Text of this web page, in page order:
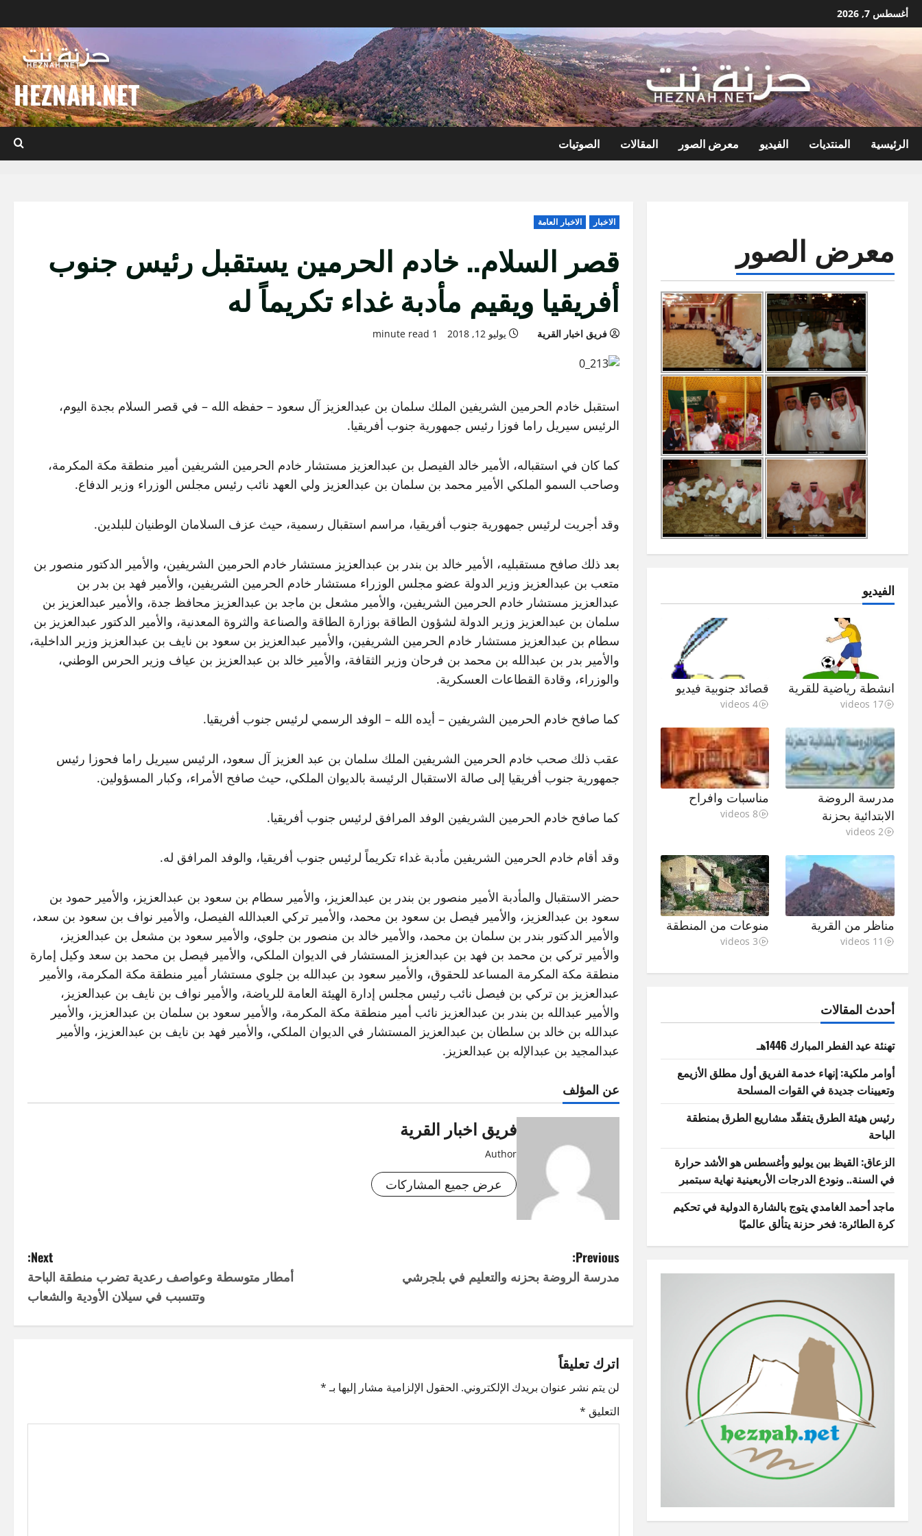
انتقل
إلى
أغسطس 7, 2026
HEZNAH.NET
الرئيسية المنتديات الفيديو معرض الصور المقالات الصوتيات
الاخبار الاخبار العامة
قصر السلام.. خادم الحرمين يستقبل رئيس جنوب
أفريقيا ويقيم مأدبة غداء تكريماً له
فريق اخبار القرية يوليو 12, 2018 1 minute read
استقبل خادم الحرمين الشريفين الملك سلمان بن عبدالعزيز آل سعود – حفظه الله – في قصر السلام بجدة اليوم،
الرئيس سيريل راما فوزا رئيس جمهورية جنوب أفريقيا.
كما كان في استقباله، الأمير خالد الفيصل بن عبدالعزيز مستشار خادم الحرمين الشريفين أمير منطقة مكة المكرمة،
وصاحب السمو الملكي الأمير محمد بن سلمان بن عبدالعزيز ولي العهد نائب رئيس مجلس الوزراء وزير الدفاع.
وقد أجريت لرئيس جمهورية جنوب أفريقيا، مراسم استقبال رسمية، حيث عزف السلامان الوطنيان للبلدين.
بعد ذلك صافح مستقبليه، الأمير خالد بن بندر بن عبدالعزيز مستشار خادم الحرمين الشريفين، والأمير الدكتور منصور بن
متعب بن عبدالعزيز وزير الدولة عضو مجلس الوزراء مستشار خادم الحرمين الشريفين، والأمير فهد بن بدر بن
عبدالعزيز مستشار خادم الحرمين الشريفين، والأمير مشعل بن ماجد بن عبدالعزيز محافظ جدة، والأمير عبدالعزيز بن
سلمان بن عبدالعزيز وزير الدولة لشؤون الطاقة بوزارة الطاقة والصناعة والثروة المعدنية، والأمير الدكتور عبدالعزيز بن
سطام بن عبدالعزيز مستشار خادم الحرمين الشريفين، والأمير عبدالعزيز بن سعود بن نايف بن عبدالعزيز وزير الداخلية،
والأمير بدر بن عبدالله بن محمد بن فرحان وزير الثقافة، والأمير خالد بن عبدالعزيز بن عياف وزير الحرس الوطني،
والوزراء، وقادة القطاعات العسكرية.
كما صافح خادم الحرمين الشريفين – أيده الله – الوفد الرسمي لرئيس جنوب أفريقيا.
عقب ذلك صحب خادم الحرمين الشريفين الملك سلمان بن عبد العزيز آل سعود، الرئيس سيريل راما فحوزا رئيس
جمهورية جنوب أفريقيا إلى صالة الاستقبال الرئيسة بالديوان الملكي، حيث صافح الأمراء، وكبار المسؤولين.
كما صافح خادم الحرمين الشريفين الوفد المرافق لرئيس جنوب أفريقيا.
وقد أقام خادم الحرمين الشريفين مأدبة غداء تكريماً لرئيس جنوب أفريقيا، والوفد المرافق له.
حضر الاستقبال والمأدبة الأمير منصور بن بندر بن عبدالعزيز، والأمير سطام بن سعود بن عبدالعزيز، والأمير حمود بن
سعود بن عبدالعزيز، والأمير فيصل بن سعود بن محمد، والأمير تركي العبدالله الفيصل، والأمير نواف بن سعود بن سعد،
والأمير الدكتور بندر بن سلمان بن محمد، والأمير خالد بن منصور بن جلوي، والأمير سعود بن مشعل بن عبدالعزيز،
والأمير تركي بن محمد بن فهد بن عبدالعزيز المستشار في الديوان الملكي، والأمير فيصل بن محمد بن سعد وكيل إمارة
منطقة مكة المكرمة المساعد للحقوق، والأمير سعود بن عبدالله بن جلوي مستشار أمير منطقة مكة المكرمة، والأمير
عبدالعزيز بن تركي بن فيصل نائب رئيس مجلس إدارة الهيئة العامة للرياضة، والأمير نواف بن نايف بن عبدالعزيز،
والأمير عبدالله بن بندر بن عبدالعزيز نائب أمير منطقة مكة المكرمة، والأمير سعود بن سلمان بن عبدالعزيز، والأمير
عبدالله بن خالد بن سلطان بن عبدالعزيز المستشار في الديوان الملكي، والأمير فهد بن نايف بن عبدالعزيز، والأمير
عبدالمجيد بن عبدالإله بن عبدالعزيز.
عن المؤلف
فريق اخبار القرية
Author
عرض جميع المشاركات
P
o
s
n
a
v
Previous:
مدرسة الروضة بحزنه والتعليم في بلجرشي
Next:
أمطار متوسطة وعواصف رعدية تضرب منطقة الباحة
وتتسبب في سيلان الأودية والشعاب
اترك تعليقاً
لن يتم نشر عنوان بريدك الإلكتروني. الحقول الإلزامية مشار إليها بـ*
التعليق *
معرض الصور
الفيديو
انشطة رياضية للقرية
17 videos
قصائد جنوبية فيديو
4 videos
مدرسة الروضة
الابتدائية بحزنة
2 videos
مناسبات وافراح
8 videos
مناظر من القرية
11 videos
منوعات من المنطقة
3 videos
أحدث المقالات
تهنئة عيد الفطر المبارك 1446هـ
أوامر ملكية: إنهاء خدمة الفريق أول مطلق الأزيمع
وتعيينات جديدة في القوات المسلحة
رئيس هيئة الطرق يتفقّد مشاريع الطرق بمنطقة
الباحة
الزعاق: القيظ بين يوليو وأغسطس هو الأشد حرارة
في السنة.. ونودع الدرجات الأربعينية نهاية سبتمبر
ماجد أحمد الغامدي يتوج بالشارة الدولية في تحكيم
كرة الطائرة: فخر حزنة يتألق عالميًا